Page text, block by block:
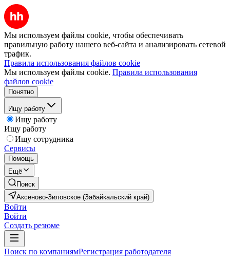
Мы используем файлы cookie, чтобы обеспечивать
правильную работу нашего веб-сайта и анализировать сетевой
трафик.
Правила использования файлов cookie
Мы используем файлы cookie. Правила использования
файлов cookie
Понятно
Ищу работу
Ищу работу
Ищу работу
Ищу сотрудника
Сервисы
Помощь
Ещё
Поиск
Аксеново-Зиловское (Забайкальский край)
Войти
Войти
Создать резюме
Поиск по компаниямРегистрация работодателя